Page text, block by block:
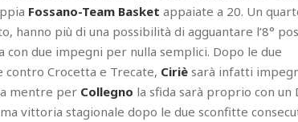
Fossano-Team Basket appaiate a 20. Un
hanno più di una possibilità di agguantare l’8°
con due impegni per nulla semplici. Dopo le due
Crocetta e Trecate, Ciriè sarà infatti
mentre per Collegno la sfida sarà proprio con un
vittoria stagionale dopo le due sconfitte